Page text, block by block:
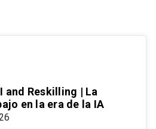
and Reskilling | La
en la era de la IA